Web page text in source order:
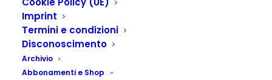
Imprint
Termini e condizioni
Disconoscimento
Archivio
Abbonamenti e Shop